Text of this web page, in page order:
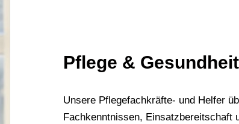
Pflege & Gesundheit
Unsere Pflegefachkräfte- und Helfer
Fachkenntnissen, Einsatzbereitschaft